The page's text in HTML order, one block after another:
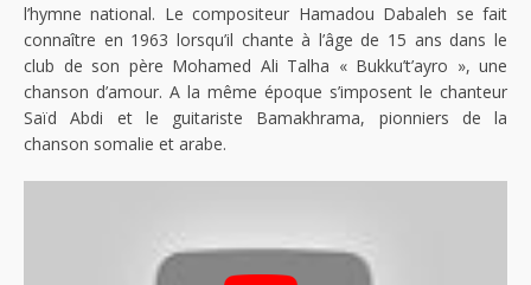
l’hymne national. Le compositeur Hamadou Dabaleh se fait
connaître en 1963 lorsqu’il chante à l’âge de 15 ans dans le
club de son père Mohamed Ali Talha « Bukku’t’ayro », une
chanson d’amour. A la même époque s’imposent le chanteur
Saïd Abdi et le guitariste Bamakhrama, pionniers de la
chanson somalie et arabe.